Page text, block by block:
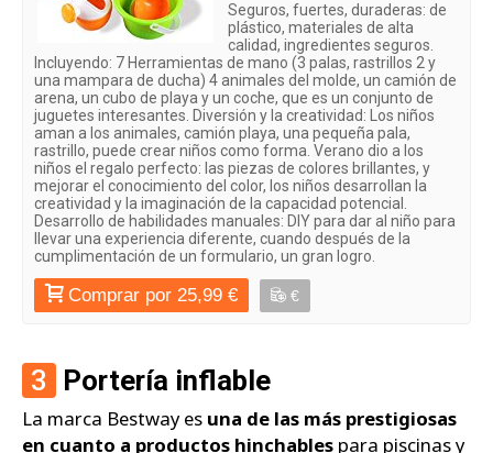
Seguros, fuertes, duraderas: de
plástico, materiales de alta
calidad, ingredientes seguros.
Incluyendo: 7 Herramientas de mano (3 palas, rastrillos 2 y
una mampara de ducha) 4 animales del molde, un camión de
arena, un cubo de playa y un coche, que es un conjunto de
juguetes interesantes. Diversión y la creatividad: Los niños
aman a los animales, camión playa, una pequeña pala,
rastrillo, puede crear niños como forma. Verano dio a los
niños el regalo perfecto: las piezas de colores brillantes, y
mejorar el conocimiento del color, los niños desarrollan la
creatividad y la imaginación de la capacidad potencial.
Desarrollo de habilidades manuales: DIY para dar al niño para
llevar una experiencia diferente, cuando después de la
cumplimentación de un formulario, un gran logro.
Comprar por 25,99 € €
3 Portería inflable
La marca Bestway es una de las más prestigiosas
en cuanto a productos hinchables para piscinas y